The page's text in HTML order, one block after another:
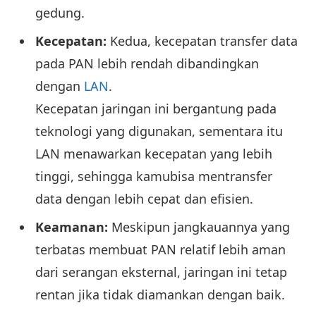
gedung.
Kecepatan: Kedua, kecepatan transfer data
pada PAN lebih rendah dibandingkan
dengan LAN.
Kecepatan jaringan ini bergantung pada
teknologi yang digunakan, sementara itu
LAN menawarkan kecepatan yang lebih
tinggi, sehingga kamubisa mentransfer
data dengan lebih cepat dan efisien.
Keamanan: Meskipun jangkauannya yang
terbatas membuat PAN relatif lebih aman
dari serangan eksternal, jaringan ini tetap
rentan jika tidak diamankan dengan baik.